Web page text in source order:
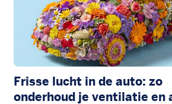
Frisse lucht in de auto: zo
onderhoud je ventilatie en